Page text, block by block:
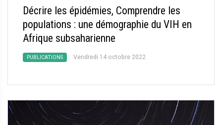
Décrire les épidémies, Comprendre les
populations : une démographie du VIH en
Afrique subsaharienne
PUBLICATIONS Vendredi 14 octobre 2022